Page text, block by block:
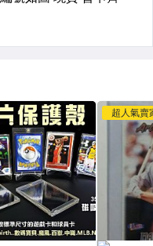
超人氣賣